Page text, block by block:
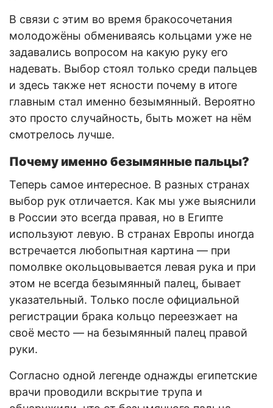
В связи с этим во время бракосочетания
молодожёны обмениваясь кольцами уже не
задавались вопросом на какую руку его
надевать. Выбор стоял только среди пальцев
и здесь также нет ясности почему в итоге
главным стал именно безымянный. Вероятно
это просто случайность, быть может на нём
смотрелось лучше.
Почему именно безымянные пальцы?
Теперь самое интересное. В разных странах
выбор рук отличается. Как мы уже выяснили
в России это всегда правая, но в Египте
используют левую. В странах Европы иногда
встречается любопытная картина — при
помолвке окольцовывается левая рука и при
этом не всегда безымянный палец, бывает
указательный. Только после официальной
регистрации брака кольцо переезжает на
своё место — на безымянный палец правой
руки.
Согласно одной легенде однажды египетские
врачи проводили вскрытие трупа и